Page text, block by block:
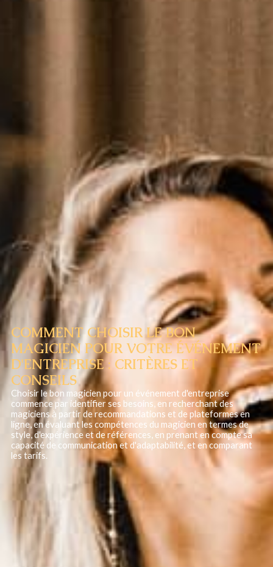
COMMENT CHOISIR LE BON
MAGICIEN POUR VOTRE ÉVÉNEMENT
D'ENTREPRISE : CRITÈRES ET
CONSEILS
Choisir le bon magicien pour un événement d'entreprise
commence par identifier ses besoins, en recherchant des
magiciens à partir de recommandations et de plateformes en
ligne, en évaluant les compétences du magicien en termes de
style, d'expérience et de références, en prenant en compte sa
capacité de communication et d'adaptabilité, et en comparant
les tarifs.